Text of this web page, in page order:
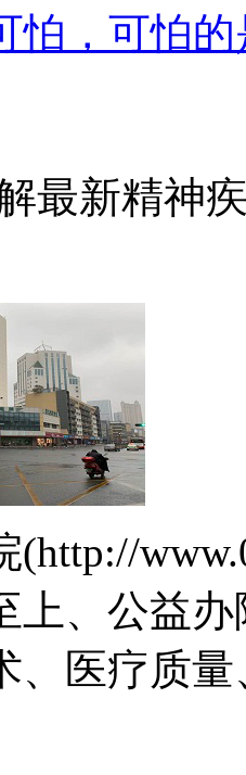
怕，可怕
最新精神
(http://
上、公益
、医疗质